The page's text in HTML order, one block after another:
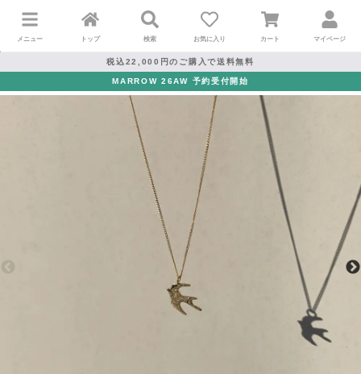
メニュー トップ 検索 お気に入り カート マイページ
税込22,000円のご購入で送料無料
MARROW 26AW 予約受付開始